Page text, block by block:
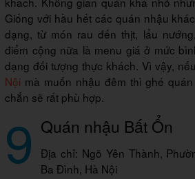
Giống với hầu hết các quán nhậu
dạng, từ món rau đến thịt, lẩu
điểm cộng nữa là menu giá ở mức
dạng đối tượng thực khách. Vì vậy,
Nội mà muốn nhậu đêm thì ghé
chắn sẽ rất phù hợp.
9 Quán nhậu Bất Ổn
Địa chỉ: Ngõ Yên Thành,
Ba Đình, Hà Nội